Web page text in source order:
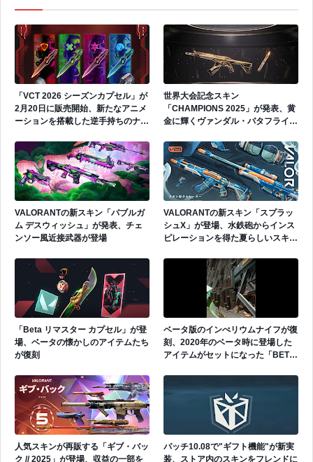
「VCT 2026 シーズンカプセル」が
2月20日に販売開始、新たなアニメ
ーションを搭載した逆手持ちのナイ
世界大会記念スキン
「CHAMPIONS 2025」が発表、黄
金に輝くヴァンダル・バタフライナ
様々なギミックが搭載
VALORANTの新スキン「バブルガ
ム デスウィッシュ」が発表、チェ
ンソー風近接武器が登場
VALORANTの新スキン「スプラッ
シュX」が登場、水鉄砲からインス
ピレーションを得た夏らしいスキ
「Beta リマスター カプセル」が登
場、ベータの懐かしのアイテムたち
が復刻
ベータ版のインぺリウムナイフが復
刻、2020年のベータ時に登場した
アイテムがセットになった「BETA
人気スキンが再販する「ギブ・バッ
ク // 2025」が登場、収益の一部を
パッチ10.08で"ギフト機能"が新実
装、ストア内のスキンをフレンドに